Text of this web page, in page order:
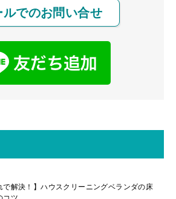
ルでのお問い合せ
で解決！】ハウスクリーニングベランダの床